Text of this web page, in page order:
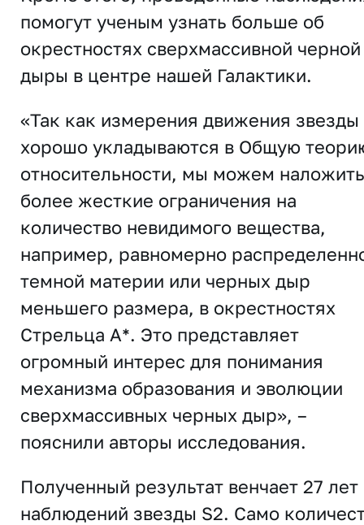
помогут ученым узнать больше об
окрестностях сверхмассивной черной
дыры в центре нашей Галактики.
«Так как измерения движения звезды
хорошо укладываются в Общую
относительности, мы можем наложить
более жесткие ограничения на
количество невидимого вещества,
например, равномерно
темной материи или черных дыр
меньшего размера, в окрестностях
Стрельца A*. Это представляет
огромный интерес для понимания
механизма образования и эволюции
сверхмассивных черных дыр», –
пояснили авторы исследования.
Полученный результат венчает 27 лет
наблюдений звезды S2. Само